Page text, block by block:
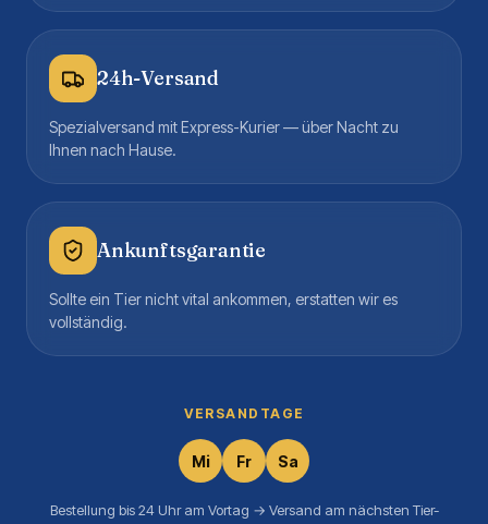
24h-Versand
Spezialversand mit Express-Kurier — über Nacht zu
Ihnen nach Hause.
Ankunftsgarantie
Sollte ein Tier nicht vital ankommen, erstatten wir es
vollständig.
VERSANDTAGE
Mi Fr Sa
Bestellung bis 24 Uhr am Vortag → Versand am nächsten Tier-